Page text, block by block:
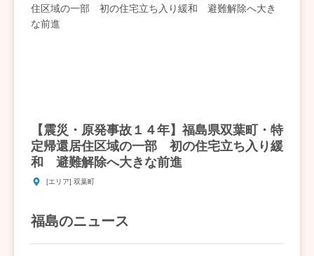
【震災・原発事故１４年】福島県双葉町・特
定帰還居住区域の一部 初の住宅立ち入り緩
和 避難解除へ大きな前進
[エリア] 双葉町
福島のニュース